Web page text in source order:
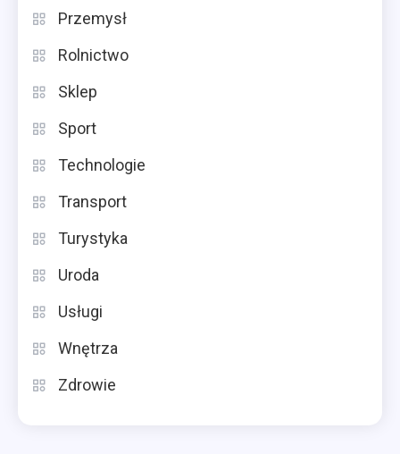
Przemysł
Rolnictwo
Sklep
Sport
Technologie
Transport
Turystyka
Uroda
Usługi
Wnętrza
Zdrowie